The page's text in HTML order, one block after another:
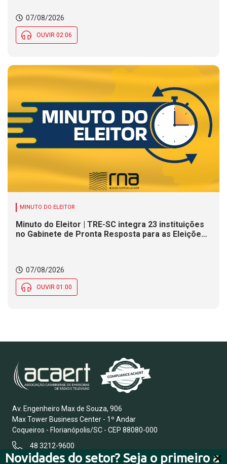
Novidades do setor? Seja o primeiro a
07/08/2026
OUVIR 02:06
MINUTO DO ELEITOR
Minuto do Eleitor | TRE-SC integra 23 instituições
no Gabinete de Pronta Resposta para as Eleições
07/08/2026
OUVIR 01:00
Av. Engenheiro Max de Souza, 906
Max Tower Business Center - 1º Andar
Coqueiros - Florianópolis/SC - CEP 88080-000
48 3212-9600